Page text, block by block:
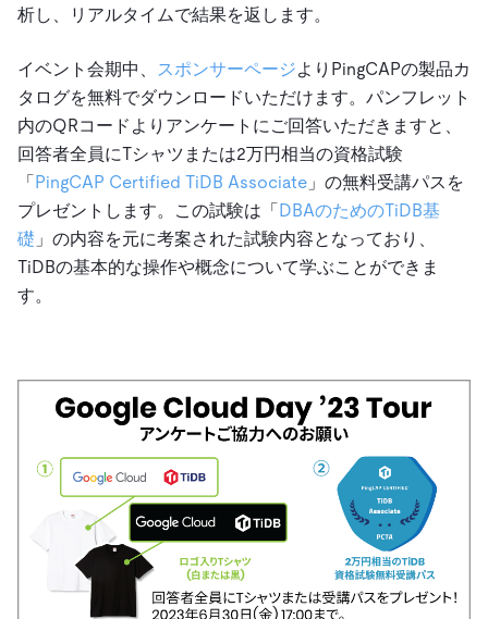
析し、リアルタイムで結果を返します。
イベント会期中、 スポンサーページよりPingCAPの製品カ
タログを無料でダウンロードいただけます。パンフレット
内のQRコードよりアンケートにご回答いただきますと、
回答者全員にTシャツまたは2万円相当の資格試験
「PingCAP Certified TiDB Associate 」の無料受講パスを
プレゼントします。この試験は「DBAのためのTiDB基
礎 」の内容を元に考案された試験内容となっており、
TiDBの基本的な操作や概念について学ぶことができま
す。